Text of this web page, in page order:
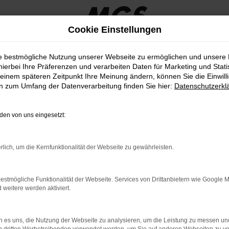
kaufen
FÜR ERFURT
Fakt ist, dass die Fahrzeuge dieses Herstellers seit vielen
Autohändler mit fester Verankerung in der Region rund
auf eine umfangreiche und detaillierte Beratung und
noch als Experte für Zweiräder, doch schon bald waren
NETWORK ERROR
Cookie Einstellungen
bestmögliche Nutzung unserer Webseite zu ermöglichen und unsere
Ihre Präferenzen und verarbeiten Daten für Marketing und
späteren Zeitpunkt Ihre Meinung ändern, können Sie die
zum Umfang der Datenverarbeitung finden Sie hier:
von uns eingesetzt:
um die Kernfunktionalität der Webseite zu gewährleisten.
Funktionalität der Webseite. Services von Drittanbietern wie Google
weitere werden aktiviert.
es uns, die Nutzung der Webseite zu analysieren, um die Leistung zu messen